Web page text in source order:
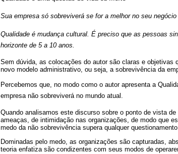
Sua empresa só sobreviverá se for a melhor no seu negócio
Qualidade é mudança cultural. É preciso que as pessoas
horizonte de 5 a 10 anos.
Sem dúvida, as colocações do autor são claras e objetivas
novo modelo administrativo, ou seja, a sobrevivência da
Percebemos que, no modo como o autor apresenta a
empresa não sobreviverá no mundo atual.
Quando analisamos este discurso sobre o ponto de vista
ameaças, de intimidação nas organizações, de modo que
medo da não sobrevivência supera qualquer
Dominadas pelo medo, as organizações são capturadas,
teoria enfatiza são condizentes com seus modos de